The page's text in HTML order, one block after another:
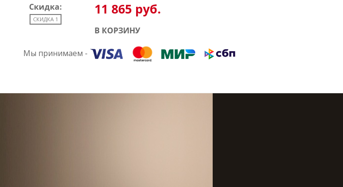
Скидка:
СКИДКА 1
11 865 руб.
В КОРЗИНУ
Мы принимаем -